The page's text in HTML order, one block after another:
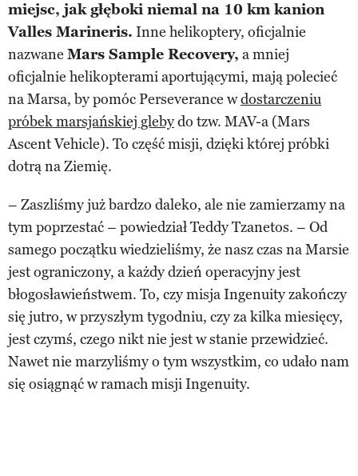
miejsc, jak głęboki niemal na 10 km kanion
Valles Marineris. Inne helikoptery, oficjalnie
nazwane Mars Sample Recovery, a mniej
oficjalnie helikopterami aportującymi, mają polecieć
na Marsa, by pomóc Perseverance wdostarczeniu
próbek marsjańskiej glebydo tzw. MAV-a (Mars
Ascent Vehicle). To część misji, dzięki której próbki
dotrą na Ziemię.
– Zaszliśmy już bardzo daleko, ale nie zamierzamy na
tym poprzestać – powiedział Teddy Tzanetos. – Od
samego początku wiedzieliśmy, że nasz czas na Marsie
jest ograniczony, a każdy dzień operacyjny jest
błogosławieństwem. To, czy misja Ingenuity zakończy
się jutro, w przyszłym tygodniu, czy za kilka miesięcy,
jest czymś, czego nikt nie jest w stanie przewidzieć.
Nawet nie marzyliśmy o tym wszystkim, co udało nam
się osiągnąć w ramach misji Ingenuity.